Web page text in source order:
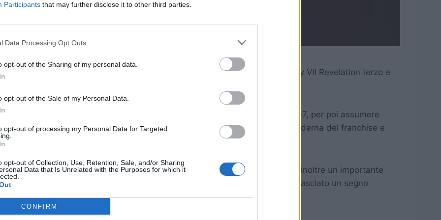
Participants that may further disclose it to other third parties.
Data Processing Opt Outs
opt-out of the Sharing of my personal data.
opt-out of the Sale of my Personal Data.
opt-out of processing my Personal Data for Targeted
opt-out of Collection, Use, Retention, Sale, and/or Sharing
Data that Is Unrelated with the Purposes for which it
CONFIRM
importante per il franchise, segnato dall’uscita di Final Fantasy VII Revelation terzo e
Remake Series.
il ruolo di Director dell’originale Final Fantasy VII pubblicato nel 1997, per poi assumere
Il suo contributo è stato determinante nella definizione dell’identità moderna del franchise e
della storia dei JRPG.
prenderà parte alle celebrazioni dedicate a Final Fantasy VII e riceverà inoltre un importante
of Fame, onorificenza assegnata agli autori e ai professionisti che hanno lasciato un segno